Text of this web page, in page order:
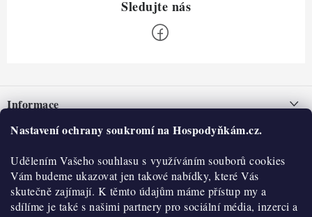
Nastavení ochrany soukromí na Hospodyňkám.cz.
Udělením Vašeho souhlasu s využíváním souborů cookies
Vám budeme ukazovat jen takové nabídky, které Vás
skutečně zajímají. K těmto údajům máme přístup my a
sdílíme je také s našimi partnery pro sociální média, inzerci a
pInformace
Nepřevzetí zásilky na dobírku
Obchodní podmínky
Hodnocení obchodu
Blog
O nás
Historie
Kontakty
O nákupu
Reklamace a vratky